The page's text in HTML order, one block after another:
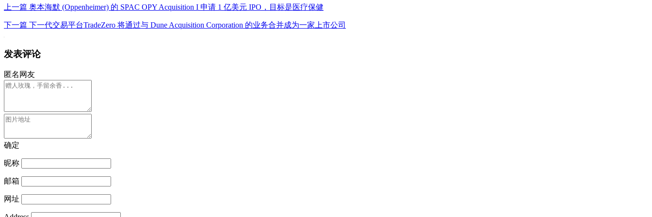
上一篇 奥本海默 (Oppenheimer) 的 SPAC OPY Acquisition I 申请 1 亿美元 IPO，目标是医疗保健
下一篇 下一代交易平台TradeZero 将通过与 Dune Acquisition Corporation 的业务合并成为一家上市公司
发表评论
匿名网友
确定
昵称
邮箱
网址